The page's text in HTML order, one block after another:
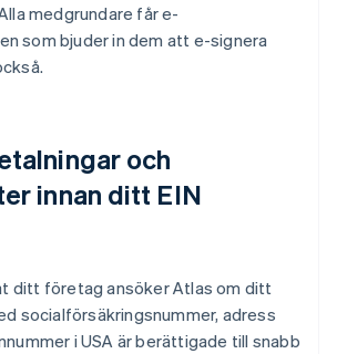
medgrundare får e-
som bjuder in dem att e-signera
och
innan ditt EIN
ditt företag ansöker Atlas om ditt
socialförsäkringsnummer, adress
i USA är berättigade till snabb